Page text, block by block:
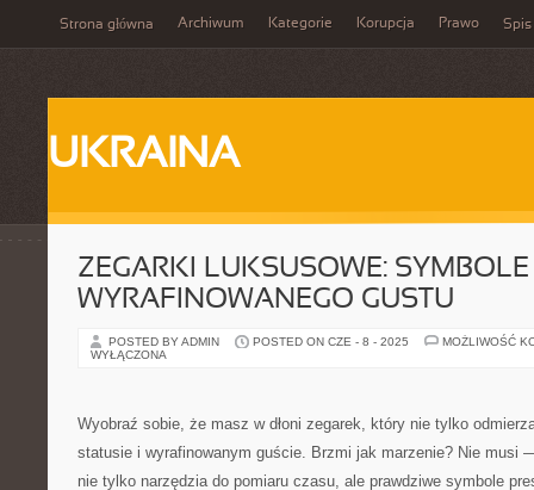
Strona główna Archiwum Kategorie Korupcja Prawo Spis
UKRAINA
ZEGARKI LUKSUSOWE:
WYRAFINOWANEGO GUSTU
POSTED BY ADMIN POSTED ON CZE - 8 - 2025
MOŻLIWOŚĆ
WYŁĄCZONA
Wyobraź sobie, że masz w dłoni zegarek, który nie tylko
statusie i wyrafinowanym guście. Brzmi jak marzenie? Nie musi
nie tylko narzędzia do pomiaru czasu, ale prawdziwe symbole